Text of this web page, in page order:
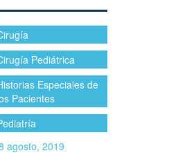
Pediátrica
Especiales de
Pacientes
agosto, 2019